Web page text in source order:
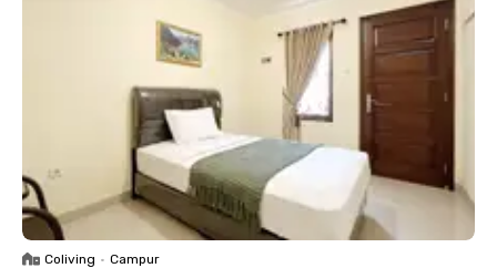
Coliving • Campur